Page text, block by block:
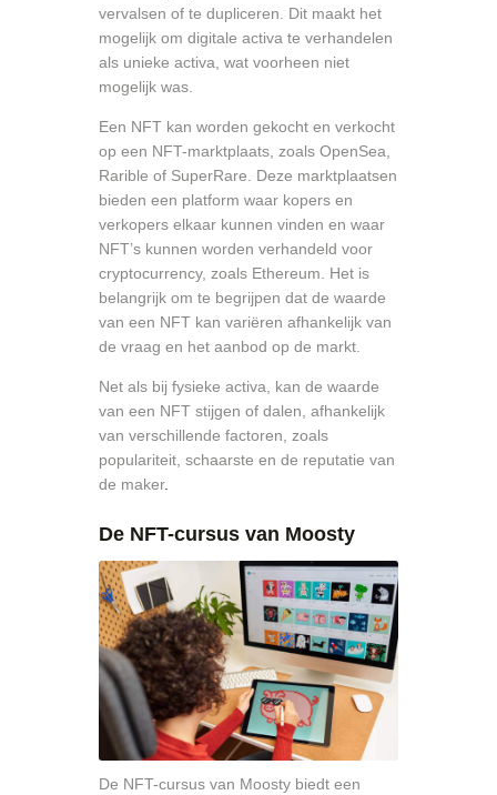
vervalsen of te dupliceren. Dit maakt het
mogelijk om digitale activa te verhandelen
als unieke activa, wat voorheen niet
mogelijk was.
Een NFT kan worden gekocht en verkocht
op een NFT-marktplaats, zoals OpenSea,
Rarible of SuperRare. Deze marktplaatsen
bieden een platform waar kopers en
verkopers elkaar kunnen vinden en waar
NFT’s kunnen worden verhandeld voor
cryptocurrency, zoals Ethereum. Het is
belangrijk om te begrijpen dat de waarde
van een NFT kan variëren afhankelijk van
de vraag en het aanbod op de markt.
Net als bij fysieke activa, kan de waarde
van een NFT stijgen of dalen, afhankelijk
van verschillende factoren, zoals
populariteit, schaarste en de reputatie van
de maker.
De NFT-cursus van Moosty
De NFT-cursus van Moosty biedt een